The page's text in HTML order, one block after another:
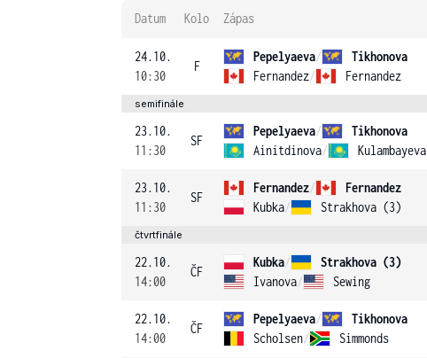
Datum Kolo Zápas
24.10.
10:30
F
Pepelyaeva/
Tikhonova
Fernandez/ Fernandez
semifinále
23.10.
11:30
SF
Pepelyaeva/
Tikhonova
Ainitdinova/ Kulambayeva
23.10.
11:30
SF
Fernandez/
Fernandez
Kubka/ Strakhova (3)
čtvrtfinále
22.10.
14:00
ČF
Kubka/
Strakhova (3)
Ivanova/ Sewing
22.10.
14:00
ČF
Pepelyaeva/
Tikhonova
Scholsen/ Simmonds